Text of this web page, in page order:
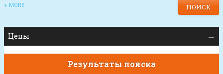
+ MORE
Цены
Результаты поиска